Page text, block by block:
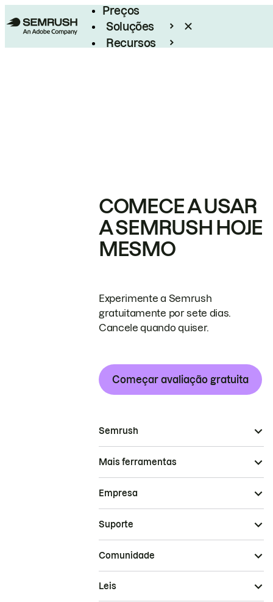
Preços
Soluções
Recursos
COMECE A USAR
A SEMRUSH HOJE
MESMO
Experimente a Semrush
gratuitamente por sete dias.
Cancele quando quiser.
Começar avaliação gratuita
Semrush
Mais ferramentas
Empresa
Suporte
Comunidade
Leis